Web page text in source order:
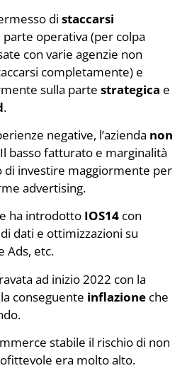
di staccarsi
operativa (per colpa
con varie agenzie non
completamente) e
sulla parte strategica e
.
negative, l’azienda non
basso fatturato e marginalità
di investire maggiormente per
advertising.
ha introdotto IOS14 con
dati e ottimizzazioni su
Ads, etc.
ad inizio 2022 con la
conseguente inflazione che
stabile il rischio di non
era molto alto.